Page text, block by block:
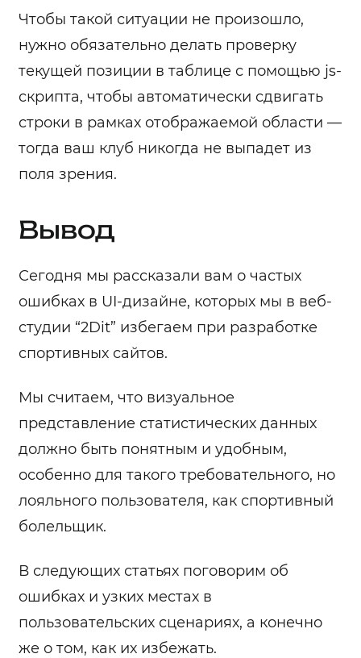
Чтобы такой ситуации не произошло,
нужно обязательно делать проверку
текущей позиции в таблице с помощью js-
скрипта, чтобы автоматически сдвигать
строки в рамках отображаемой области —
тогда ваш клуб никогда не выпадет из
поля зрения.
Вывод
Сегодня мы рассказали вам о частых
ошибках в UI-дизайне, которых мы в веб-
студии “2Dit” избегаем при разработке
спортивных сайтов.
Мы считаем, что визуальное
представление статистических данных
должно быть понятным и удобным,
особенно для такого требовательного, но
лояльного пользователя, как спортивный
болельщик.
В следующих статьях поговорим об
ошибках и узких местах в
пользовательских сценариях, а конечно
же о том, как их избежать.